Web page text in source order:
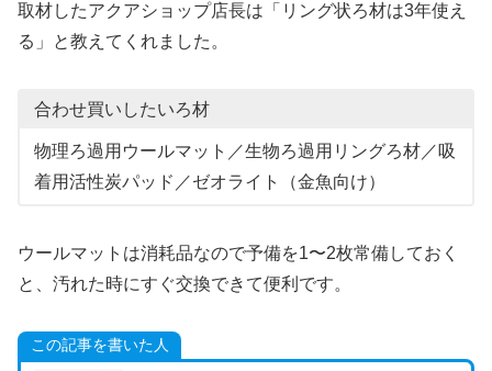
取材したアクアショップ店長は「リング状ろ材は3年使え
る」と教えてくれました。
合わせ買いしたいろ材
物理ろ過用ウールマット／生物ろ過用リングろ材／吸
着用活性炭パッド／ゼオライト（金魚向け）
ウールマットは消耗品なので予備を1〜2枚常備しておく
と、汚れた時にすぐ交換できて便利です。
この記事を書いた人